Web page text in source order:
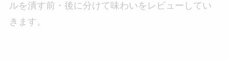
ルを潰す前・後に分けて味わいをレビューしてい
きます。